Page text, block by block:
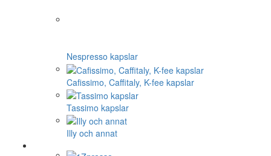
Nespresso kapslar
Cafissimo, Caffitaly, K-fee kapslar
Tassimo kapslar
Illy och annat